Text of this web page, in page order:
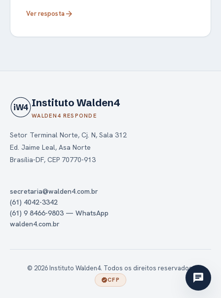
Ver respostaarrow_forward
iW4 Instituto Walden4
WALDEN4 RESPONDE
Setor Terminal Norte, Cj. N, Sala 312
Ed. Jaime Leal, Asa Norte
Brasília-DF, CEP 70770-913
secretaria@walden4.com.br
(61) 4042-3342
(61) 9 8466-9803 — WhatsApp
walden4.com.br
© 2026 Instituto Walden4. Todos os direitos reservados.
verifiedCFP chat